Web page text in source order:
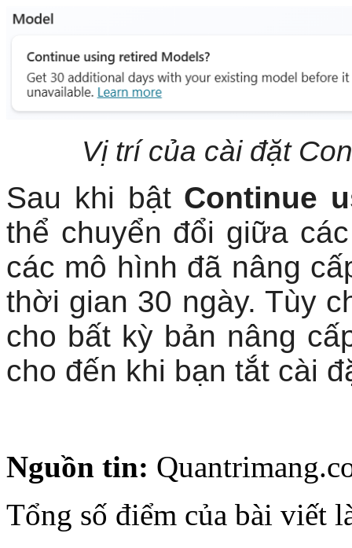
Vị trí của cài đặt
Sau khi bật Continue
thể chuyển đổi giữa
các mô hình đã nâng
thời gian 30 ngày. Tùy
cho bất kỳ bản nâng
cho đến khi bạn tắt cài
Nguồn tin:
Tổng số điểm của bài viết